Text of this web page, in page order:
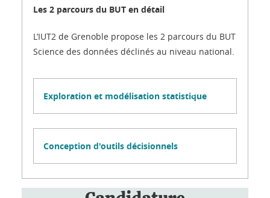
Les 2 parcours du BUT en détail
L’IUT2 de Grenoble propose les 2 parcours du BUT
Science des données déclinés au niveau national.
Exploration et modélisation statistique
Objectifs du parcours
Conception d'outils décisionnels
Objectifs du parcours